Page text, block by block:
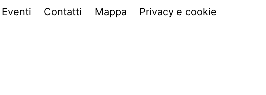
Eventi Contatti Mappa Privacy e cookie